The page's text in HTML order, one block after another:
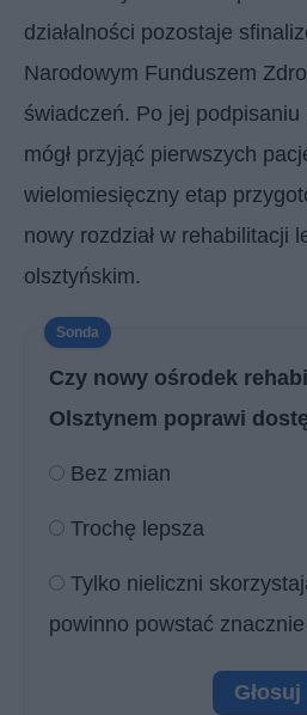
działalności pozostaje
Narodowym Funduszem
świadczeń. Po jej
mógł przyjąć pierwszych
wielomiesięczny etap
nowy rozdział w rehabilitacji
olsztyńskim.
Czy nowy ośrodek
Olsztynem poprawi
Bez zmian
Trochę lepsza
Tylko nieliczni
powinno powstać